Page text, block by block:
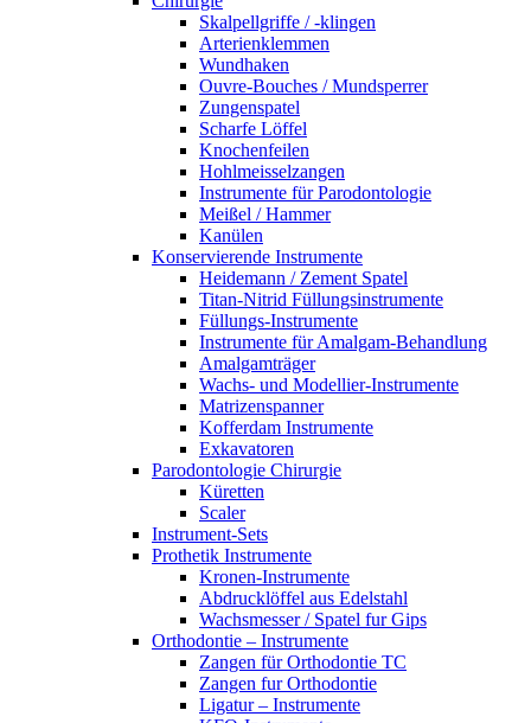
Skalpellgriffe / -klingen
Arterienklemmen
Wundhaken
Ouvre-Bouches / Mundsperrer
Zungenspatel
Scharfe Löffel
Knochenfeilen
Hohlmeisselzangen
Instrumente für Parodontologie
Meißel / Hammer
Kanülen
Konservierende Instrumente
Heidemann / Zement Spatel
Titan-Nitrid Füllungsinstrumente
Füllungs-Instrumente
Instrumente für Amalgam-Behandlung
Amalgamträger
Wachs- und Modellier-Instrumente
Matrizenspanner
Kofferdam Instrumente
Exkavatoren
Parodontologie Chirurgie
Küretten
Scaler
Instrument-Sets
Prothetik Instrumente
Kronen-Instrumente
Abdrucklöffel aus Edelstahl
Wachsmesser / Spatel fur Gips
Orthodontie – Instrumente
Zangen für Orthodontie TC
Zangen fur Orthodontie
Ligatur – Instrumente